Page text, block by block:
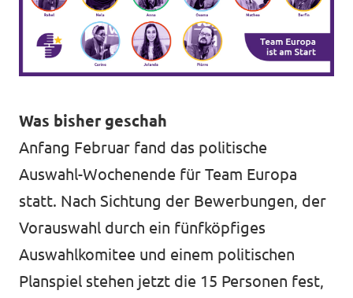
Was bisher geschah
Anfang Februar fand das politische
Auswahl-Wochenende für Team Europa
statt. Nach Sichtung der Bewerbungen, der
Vorauswahl durch ein fünfköpfiges
Auswahlkomitee und einem politischen
Planspiel stehen jetzt die 15 Personen fest,